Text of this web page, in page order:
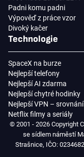
Padni komu padni
Výpověď z práce vzor
Divoký kačer
Technologie
SpaceX na burze
Nejlepší telefony
Nejlepší AI zdarma
Nejlepší chytré hodinky
Nejlepší VPN – srovnání
Netflix filmy a seriály
© 2001 - 2026 Copyright
se sídlem náměstí
Strašnice, IČO: